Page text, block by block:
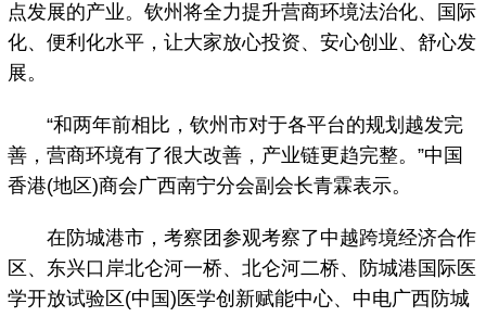
点发展的产业。钦州将全力提升营商环境法治化、国际
化、便利化水平，让大家放心投资、安心创业、舒心发
展。
“和两年前相比，钦州市对于各平台的规划越发完
善，营商环境有了很大改善，产业链更趋完整。”中国
香港(地区)商会广西南宁分会副会长青霖表示。
在防城港市，考察团参观考察了中越跨境经济合作
区、东兴口岸北仑河一桥、北仑河二桥、防城港国际医
学开放试验区(中国)医学创新赋能中心、中电广西防城